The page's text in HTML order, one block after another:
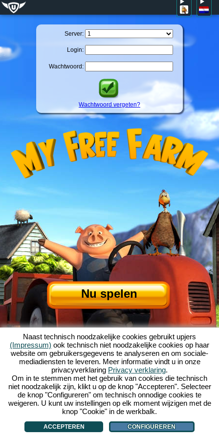
Server:
Login:
Wachtwoord:
Wachtwoord vergeten?
Nu spelen
Over My Free Farm|Het verhaal van dit browserspel|De mogelijkheden
AGV|Impressum|Privacybeleid|Regels| Forum|Support|
My Free Farm 2 App |Google Play|App Store|
Browsergames - Upjers.com| Cookies beheren
Naast technisch noodzakelijke cookies gebruikt upjers
(Impressum) ook technisch niet noodzakelijke cookies op haar
website om gebruikersgegevens te analyseren en om sociale-
mediadiensten te leveren. Meer informatie vindt u in onze
privacyverklaring Privacy verklaring.
Om in te stemmen met het gebruik van cookies die technisch
niet noodzakelijk zijn, klikt u op de knop "Accepteren". Selecteer
de knop "Configureren" om technisch onnodige cookies te
weigeren. U kunt uw instellingen op elk moment wijzigen met de
knop "Cookie" in de werkbalk.
ACCEPTEREN CONFIGUREREN